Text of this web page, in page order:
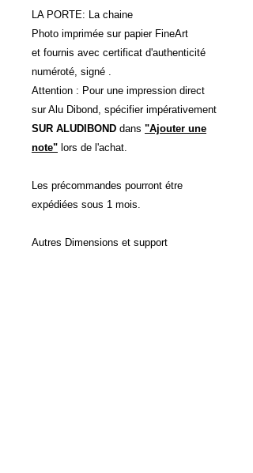
LA PORTE: La chaine
Photo imprimée sur papier FineArt
et fournis avec certificat d'authenticité
numéroté, signé .
Attention : Pour une impression direct
sur Alu Dibond, spécifier impérativement
SUR ALUDIBOND dans "Ajouter une
note" lors de l'achat.
Les précommandes pourront étre
expédiées sous 1 mois.
Autres Dimensions et support